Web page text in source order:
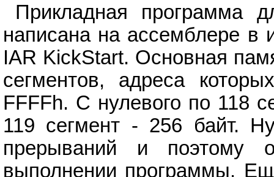
Прикладная программа
написана на ассемблере в
IAR KickStart. Основная
сегментов, адреса
FFFFh. С нулевого по 118
119 сегмент - 256 байт.
прерываний и поэтому
выполнении программы.